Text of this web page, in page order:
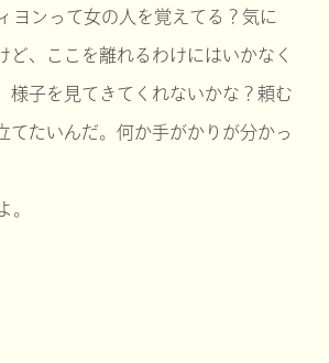
ヨンって女の人を覚えてる？気に
ど、ここを離れるわけにはいかなく
様子を見てきてくれないかな？頼む
てたいんだ。何か手がかりが分かっ
。